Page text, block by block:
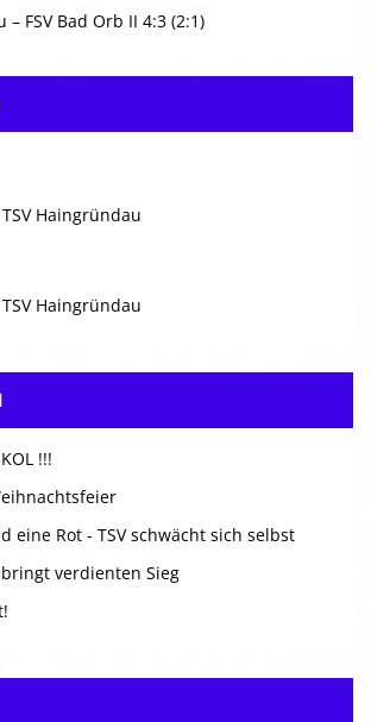
– FSV Bad Orb II 4:3 (2:1)
Haingründau
Haingründau
!!!
eine Rot - TSV schwächt sich selbst
verdienten Sieg